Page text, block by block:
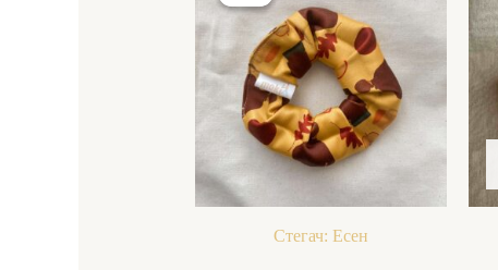
Стегач: Есен
400,00 ден.